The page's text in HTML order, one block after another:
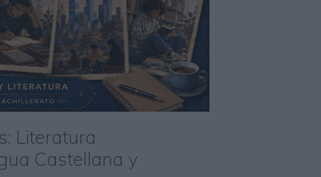
Literatura
Castellana y